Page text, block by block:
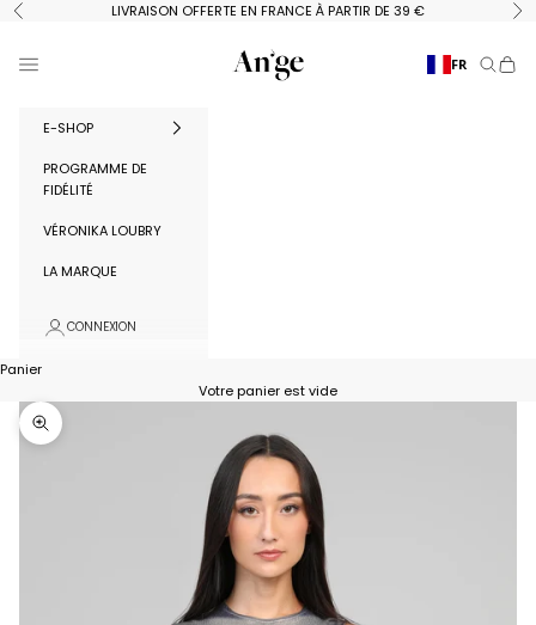
Passer au contenu
Précédent LIVRAISON OFFERTE EN FRANCE À PARTIR DE 39 €
Ange Paris
Menu FR
E-SHOP
PROGRAMME DE
FIDÉLITÉ
VÉRONIKA LOUBRY
LA MARQUE
CONNEXION
Panier
Votre panier est vide
Zoomer sur l'image